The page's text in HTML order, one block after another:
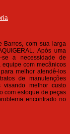
com sua larga
Após uma
se a necessidade de
com mecânicos
melhor atendê-los
de manutenções
visando melhor custo
com estoque de peças
encontrado no